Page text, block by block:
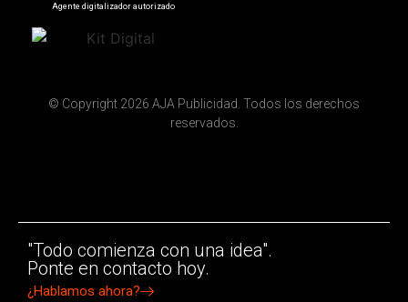
Agente digitalizador autorizado
© Copyright 2026 AJA Publicidad. Todos los derechos
reservados.
"Todo comienza con una idea".
Ponte en contacto hoy.
¿Hablamos ahora?